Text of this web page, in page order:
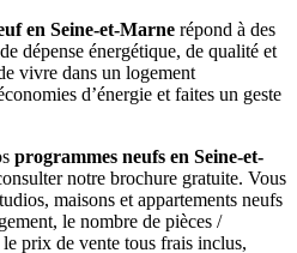
en Seine-et-Marne répond à des
dépense énergétique, de qualité et
vivre dans un logement
d’énergie et faites un geste
programmes neufs en Seine-et-
notre brochure gratuite. Vous
maisons et appartements neufs
le nombre de pièces /
prix de vente tous frais inclus,